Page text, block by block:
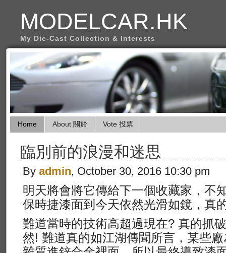
MODELCAR.HK
My Die-Cast Collection & Interests
Home About 關於 Vote 投票
臨別前的浪漫和迷思
By admin, October 30, 2016 10:30 pm
明天將會將它傳給下一個收藏家，不
保時捷漆面到今天依然光滑如鏡，真
難道當時的技術高超過現在? 真的抓
然! 難道真的如江湖傳聞所言，某些